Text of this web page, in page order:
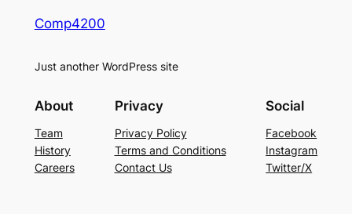
Comp4200
Just another WordPress site
About
Team
History
Careers
Privacy
Privacy Policy
Terms and Conditions
Contact Us
Social
Facebook
Instagram
Twitter/X